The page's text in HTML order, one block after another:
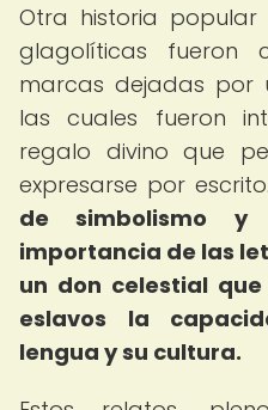
Otra historia
glagolíticas
marcas dejadas por
las cuales fueron
regalo divino que
expresarse por escrito.
de simbolismo y
importancia de las
un don celestial
eslavos la
lengua y su cultura.